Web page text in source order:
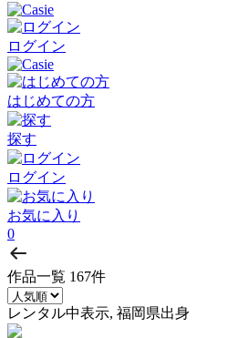
ログイン
はじめての方
探す
ログイン
お気に入り
0
作品一覧 167件
レンタル中表示, 福岡県出身